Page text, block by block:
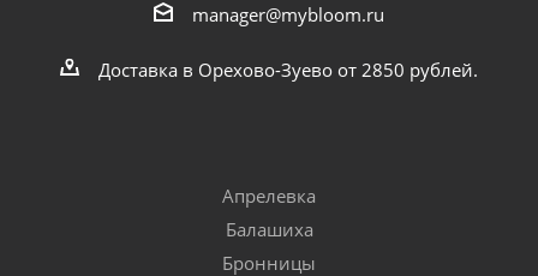
manager@mybloom.ru
Доставка в Орехово-Зуево от 2850 рублей.
Апрелевка
Балашиха
Бронницы